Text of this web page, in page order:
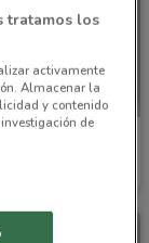
tratamos los
activamente
Almacenar la
y contenido
de